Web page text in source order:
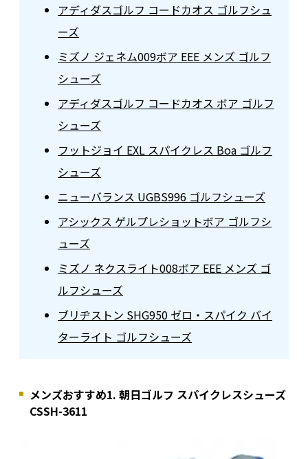
アディダスゴルフ コードカオス ゴルフシュ
ーズ
ミズノ ジェネム009ボア EEE メンズ ゴルフ
シューズ
アディダスゴルフ コードカオス ボア ゴルフ
シューズ
フットジョイ EXL スパイクレス Boa ゴルフ
シューズ
ニューバランス UGBS996 ゴルフシューズ
アシックス ゲルプレショットボア ゴルフシ
ューズ
ミズノ ネクスライト008ボア EEE メンズ ゴ
ルフシューズ
ブリヂストン SHG950 ゼロ・スパイク バイ
ターライト ゴルフシューズ
メンズおすすめ1. 朝日ゴルフ スパイクレスシューズ
CSSH-3611